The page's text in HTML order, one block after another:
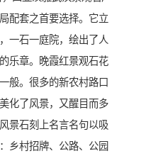
配套之首要选择。它立
一石一庭院，绘出了人
乐章。晚霞红景观石花
般。很多的新农村路口
化了风景，又醒目而多
景石刻上名言名句以吸
乡村招牌、公路、公园